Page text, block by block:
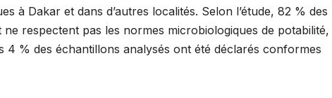
à Dakar et dans d’autres localités. Selon l’étude, 82 % des
respectent pas les normes microbiologiques de potabilité,
% des échantillons analysés ont été déclarés conformes